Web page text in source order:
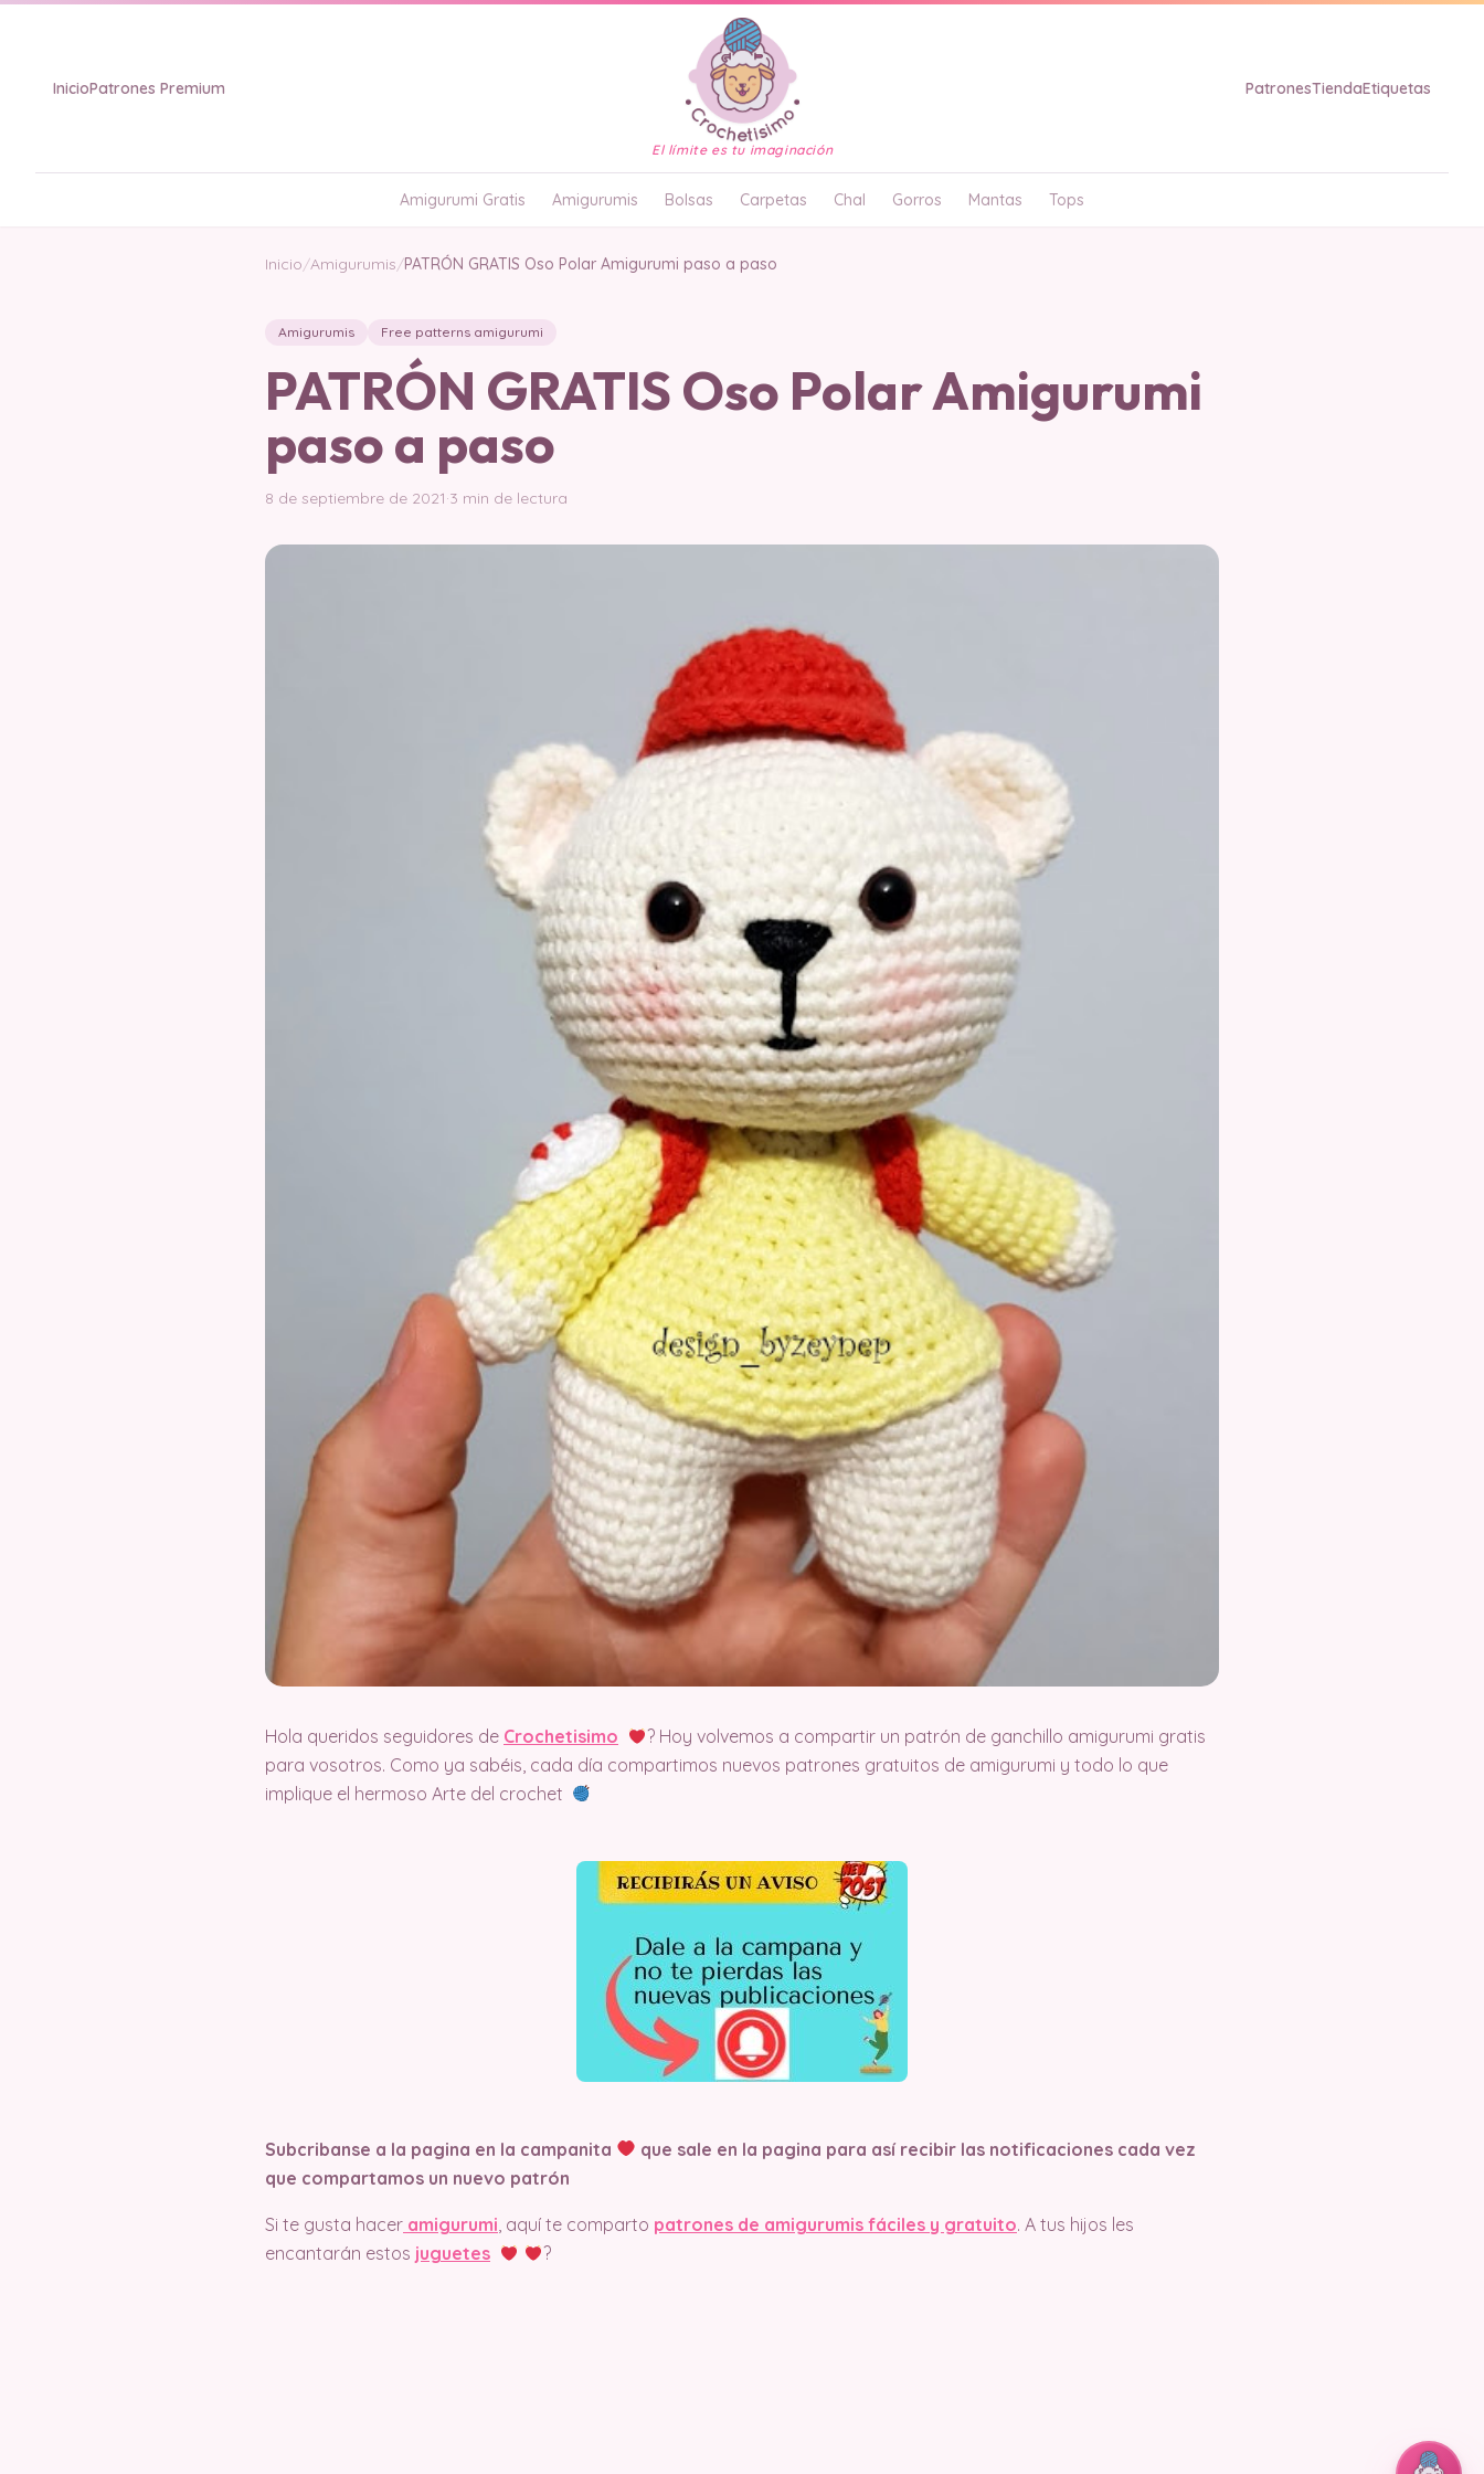
InicioPatrones Premium
El límite es tu imaginación
PatronesTiendaEtiquetas
Amigurumi Gratis Amigurumis Bolsas Carpetas Chal Gorros Mantas Tops
Inicio/Amigurumis/PATRÓN GRATIS Oso Polar Amigurumi paso a paso
Amigurumis Free patterns amigurumi
PATRÓN GRATIS Oso Polar Amigurumi
paso a paso
8 de septiembre de 2021·3 min de lectura
Hola queridos seguidores de Crochetisimo
? Hoy volvemos a compartir un patrón de ganchillo amigurumi gratis
para vosotros. Como ya sabéis, cada día compartimos nuevos patrones gratuitos de amigurumi y todo lo que
implique el hermoso Arte del crochet
Subcribanse a la pagina en la campanita que sale en la pagina para así recibir las notificaciones cada vez
que compartamos un nuevo patrón
Si te gusta hacer amigurumi , aquí te comparto patrones de amigurumis fáciles y gratuito. A tus hijos les
encantarán estos juguetes ?